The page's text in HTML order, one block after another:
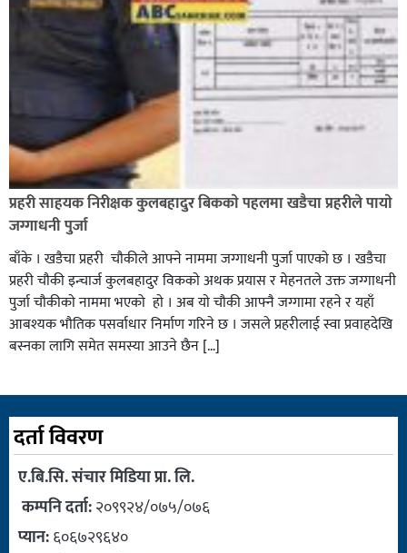
प्रहरी साहयक निरीक्षक कुलबहादुर बिककाे पहलमा खडैचा प्रहरीले पायाे
जग्गाधनी पुर्जा
बाँके । खडैचा प्रहरी चाैकीले आफ्ने नाममा जग्गाधनी पुर्जा पाएकाे छ । खडैचा
प्रहरी चाैकी इन्चार्ज कुलबहादुर विककाे अथक प्रयास र मेहनतले उक्त जग्गाधनी
पुर्जा चाैकीकाे नाममा भएको हाे । अब याे चाैकी आफ्नै जग्गामा रहने र यहाँ
आबश्यक भाैतिक पसर्वाधार निर्माण गरिने छ । जसले प्रहरीलाई स्वा प्रवाहदेखि
बस्नका लागि समेत समस्या आउने छैन […]
दर्ता विवरण
ए.बि.सि. संचार मिडिया प्रा. लि.
कम्पनि दर्ता:२०९९२४/०७५/०७६
प्यान:६०६७२९६४०